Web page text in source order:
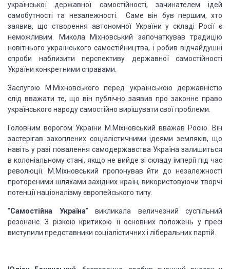
української державної самостійності, зачинателем ідей
самобутності та незалежності.
Саме він був першим, хто
заявив, що створення автономної України у складі Росії є
неможливим. Микола Міхновський започаткував традицію
новітнього українського самостійництва, і робив відчайдушні
спроби наблизити перспективу державної самостійності
України конкретними справами.
Заслугою М.Мiхновського перед українською державнiстю
слід вважати те, що вiн публiчно заявив про законне право
українського народу самостiйно вирiшувати свої проблеми.
Головним ворогом України М.Мiхновський вважав Росiю. Вiн
застерiгав захоплених соцiалiстичними iдеями землякiв, що
навiть у разi повалення самодержавства Україна залишиться
в колонiальному станi, якщо не вийде зi складу iмперiї пiд час
революцiї. М.Мiхновський пропонував йти до незалежностi
протореними шляхами захiдних країн, використовуючи творчi
потенцiї нацiоналiзму європейського типу.
“Самостійна Україна” викликала величезний суспільний
резонанс. З різкою критикою її основних положень у пресі
виступили представники соціалістичних і ліберальних партій.